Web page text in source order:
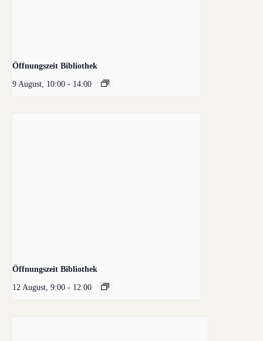
Öffnungszeit Bibliothek
9 August, 10:00 - 14:00
Öffnungszeit Bibliothek
12 August, 9:00 - 12:00